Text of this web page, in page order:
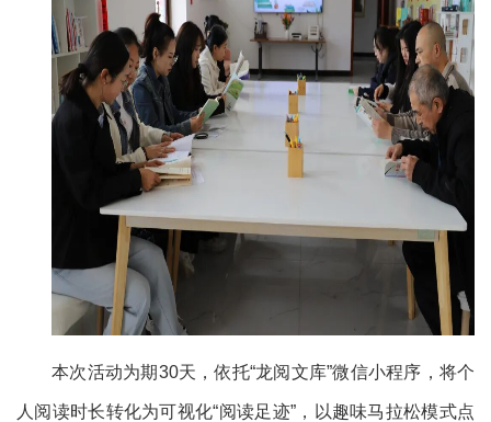
本次活动为期30天，依托“龙阅文库”微信小程序，将个
人阅读时长转化为可视化“阅读足迹”，以趣味马拉松模式点